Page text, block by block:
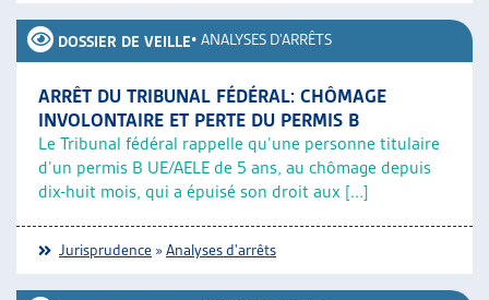
DOSSIER DE VEILLE• ANALYSES D'ARRÊTS
ARRÊT DU TRIBUNAL FÉDÉRAL: CHÔMAGE
INVOLONTAIRE ET PERTE DU PERMIS B
Le Tribunal fédéral rappelle qu’une personne titulaire
d’un permis B UE/AELE de 5 ans, au chômage depuis
dix-huit mois, qui a épuisé son droit aux [...]
Jurisprudence »Analyses d'arrêts